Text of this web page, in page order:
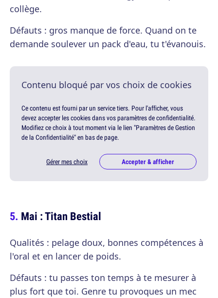
collège.
Défauts : gros manque de force. Quand on te
demande soulever un pack d'eau, tu t'évanouis.
Contenu bloqué par vos choix de cookies
Ce contenu est fourni par un service tiers. Pour l'afficher, vous
devez accepter les cookies dans vos paramètres de confidentialité.
Modifiez ce choix à tout moment via le lien "Paramètres de Gestion
de la Confidentialité" en bas de page.
Gérer mes choix Accepter & afficher
Mai : Titan Bestial
Qualités : pelage doux, bonnes compétences à
l'oral et en lancer de poids.
Défauts : tu passes ton temps à te mesurer à
plus fort que toi. Genre tu provoques un mec